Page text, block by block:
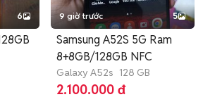
6 9 giờ trước 5
Samsung A52S 5G Ram
8+8GB/128GB NFC
Galaxy A52s 128 GB
2.100.000 đ